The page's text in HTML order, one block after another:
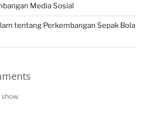
Media Sosial
tentang Perkembangan Sepak Bola